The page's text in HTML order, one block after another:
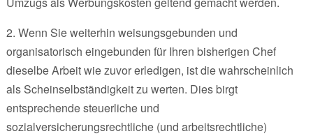
2. Wenn Sie weiterhin weisungsgebunden und
organisatorisch eingebunden für Ihren bisherigen Chef
dieselbe Arbeit wie zuvor erledigen, ist die wahrscheinlich
als Scheinselbständigkeit zu werten. Dies birgt
entsprechende steuerliche und
sozialversicherungsrechtliche (und arbeitsrechtliche)